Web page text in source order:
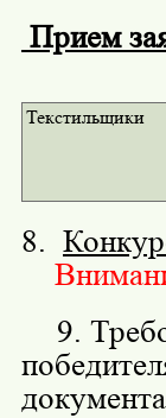
Прием
Текстильщики
8.
9.